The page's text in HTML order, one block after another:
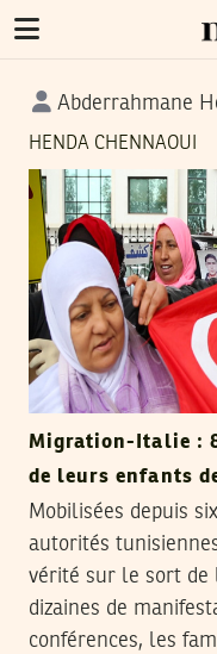
Abderrahmane
HENDA CHENNAOUI
Migration-Italie :
de leurs enfants
Mobilisées depuis
autorités
vérité sur le sort de
dizaines de
conférences, les